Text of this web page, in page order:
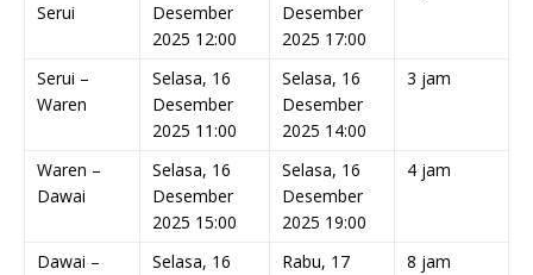
Serui
Desember
2025 12:00
Desember
2025 17:00
Serui –
Waren
Selasa, 16
Desember
2025 11:00
Selasa, 16
Desember
2025 14:00
3 jam
Waren –
Dawai
Selasa, 16
Desember
2025 15:00
Selasa, 16
Desember
2025 19:00
4 jam
Dawai –
Selasa, 16
Rabu, 17
8 jam